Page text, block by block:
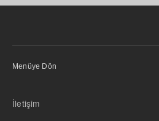
Menüye Dön
İletişim